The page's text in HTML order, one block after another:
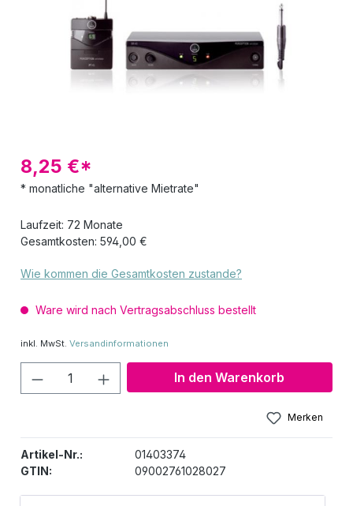
8,25 €*
* monatliche "alternative Mietrate"
Laufzeit: 72 Monate
Gesamtkosten: 594,00 €
Wie kommen die Gesamtkosten zustande?
Ware wird nach Vertragsabschluss bestellt
inkl. MwSt. Versandinformationen
Produkt Anzahl: Gib den
In den Warenkorb
Merken
Artikel-Nr.:
01403374
GTIN:
09002761028027